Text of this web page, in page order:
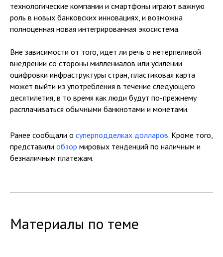
технологические компании и смартфоны играют важную
роль в новых банковских инновациях, и возможна
полноценная новая интегрированная экосистема.
Вне зависимости от того, идет ли речь о нетерпеливой
внедрении со стороны миллениалов или усилении
оцифровки инфраструктуры стран, пластиковая карта
может выйти из употребления в течение следующего
десятилетия, в то время как люди будут по-прежнему
расплачиваться обычными банкнотами и монетами.
Ранее сообщали о суперподделках долларов. Кроме того,
представили обзор мировых тенденций по наличным и
безналичным платежам.
Материалы по теме